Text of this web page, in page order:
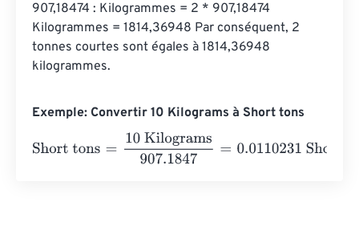
907,18474 : Kilogrammes = 2 * 907,18474
Kilogrammes = 1814,36948 Par conséquent, 2
tonnes courtes sont égales à 1814,36948
kilogrammes.
Exemple: Convertir 10 Kilograms à Short tons
Short tons
10 Kilograms907.1847 0.0110231 Short tons